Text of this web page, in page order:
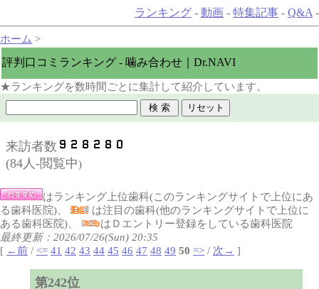
ランキング - 動画 - 特集記事 - Q&A -
ホーム >
評判口コミランキング - 噛み合わせ｜Dr.NAVI
★ランキングを数時間ごとに集計して紹介しています。
来訪者数
(84人-閲覧中)
はランキング上位歯科(このランキングサイトで上位にあ
る歯科医院)、
は注目の歯科(他のランキングサイトで上位に
ある歯科医院)、
はＤエントリー登録をしている歯科医院
最終更新：2026/07/26(Sun) 20:35
[ ←前 / <= 41 42 43 44 45 46 47 48 49 50 => / 次→ ]
第242位